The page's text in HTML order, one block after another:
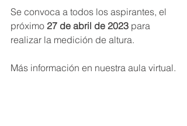
Se convoca a todos los aspirantes, el
próximo 27 de abril de 2023 para
realizar la medición de altura.
Más información en nuestra aula virtual.